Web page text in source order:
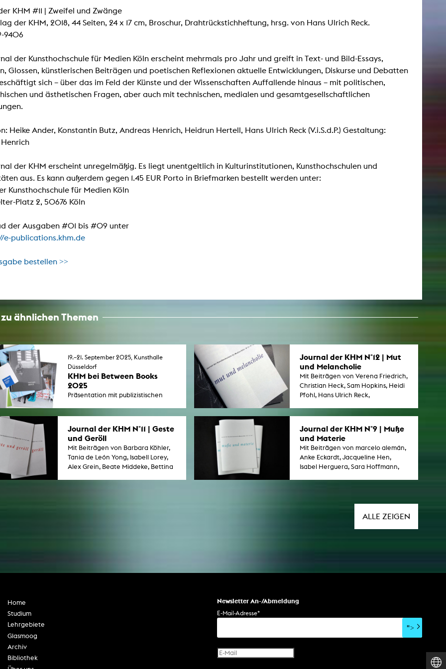
KHM #11 | Zweifel und Zwänge
der KHM, 2018, 44 Seiten, 24 x 17 cm, Broschur, Drahtrückstichheftung, hrsg. von Hans Ulrich Reck.
9406
der Kunsthochschule für Medien Köln erscheint mehrmals pro Jahr und greift in Text- und Bild-Essays,
Glossen, künstlerischen Beiträgen und poetischen Reflexionen aktuelle Entwicklungen, Diskurse und Debatten
sich – über das im Feld der Künste und der Wissenschaften Auffallende hinaus – mit politischen,
und ästhetischen Fragen, aber auch mit technischen, medialen und gesamtgesellschaftlichen
Heike Ander, Konstantin Butz, Andreas Henrich, Heidrun Hertell, Hans Ulrich Reck (V.i.S.d.P.) Gestaltung:
der KHM erscheint unregelmäßig. Es liegt unentgeltlich in Kulturinstitutionen, Kunsthochschulen und
aus. Es kann außerdem gegen 1.45 EUR Porto in Briefmarken bestellt werden unter:
Kunsthochschule für Medien Köln
Platz 2, 50676 Köln
der Ausgaben #01 bis #09 unter
e-publications.khm.de
bestellen >>
ähnlichen Themen
19.–21. September 2025, Kunsthalle
Düsseldorf
KHM bei Between Books
2025
Präsentation mit publizistischen
sowie ein Schlaglicht auf 35 Jahre
Publizieren an der KHM.
Journal der KHM N°12 | Mut
und Melancholie
Mit Beiträgen von Verena Friedrich,
Christian Heck, Sam Hopkins, Heidi
Pfohl, Hans Ulrich Reck,
Journal der KHM N°11 | Geste
und Geröll
Mit Beiträgen von Barbara Köhler,
Tania de León Yong, Isabell Lorey,
Alex Grein, Beate Middeke, Bettina
Journal der KHM N°9 | Muße
und Materie
Mit Beiträgen von marcelo alemán,
Anke Eckardt, Jacqueline Hen,
Isabel Herguera, Sara Hoffmann,
ALLE ZEIGEN
Newsletter An-/Abmeldung
E-Mail-Adresse*
">
Home
Studium
Lehrgebiete
Glasmoog
Archiv
Bibliothek
Zentrale Ausleihe
Digitale Bibliothek
Filme
edition KHM
KHM Journal
LECTURE Reihe
Lab Jahrbuch
off topic
Neuerwerbungen
Publikationen Lehrende
Top 10 Ausleihe
Open Access
Personen
Organisation
Studium mit Kind
AStA und StuPa
Alle Termine
Auszeichnungen
Presse